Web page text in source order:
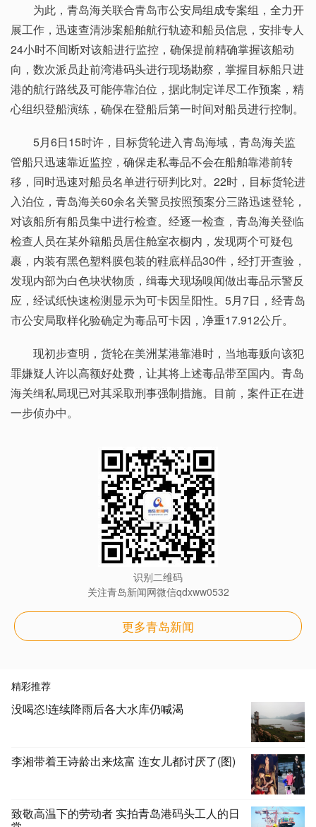
为此，青岛海关联合青岛市公安局组成专案组，全力开
展工作，迅速查清涉案船舶航行轨迹和船员信息，安排专人
24小时不间断对该船进行监控，确保提前精确掌握该船动
向，数次派员赴前湾港码头进行现场勘察，掌握目标船只进
港的航行路线及可能停靠泊位，据此制定详尽工作预案，精
心组织登船演练，确保在登船后第一时间对船员进行控制。
5月6日15时许，目标货轮进入青岛海域，青岛海关监
管船只迅速靠近监控，确保走私毒品不会在船舶靠港前转
移，同时迅速对船员名单进行研判比对。22时，目标货轮进
入泊位，青岛海关60余名关警员按照预案分三路迅速登轮，
对该船所有船员集中进行检查。经逐一检查，青岛海关登临
检查人员在某外籍船员居住舱室衣橱内，发现两个可疑包
裹，内装有黑色塑料膜包装的鞋底样品30件，经打开查验，
发现内部为白色块状物质，缉毒犬现场嗅闻做出毒品示警反
应，经试纸快速检测显示为可卡因呈阳性。5月7日，经青岛
市公安局取样化验确定为毒品可卡因，净重17.912公斤。
现初步查明，货轮在美洲某港靠港时，当地毒贩向该犯
罪嫌疑人许以高额好处费，让其将上述毒品带至国内。青岛
海关缉私局现已对其采取刑事强制措施。目前，案件正在进
一步侦办中。
识别二维码
关注青岛新闻网微信qdxww0532
更多青岛新闻
精彩推荐
没喝恣!连续降雨后各大水库仍喊渴
李湘带着王诗龄出来炫富 连女儿都讨厌了(图)
致敬高温下的劳动者 实拍青岛港码头工人的日